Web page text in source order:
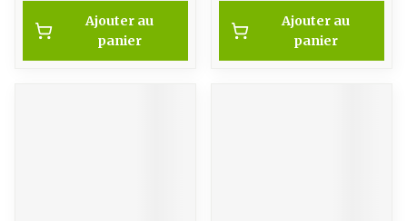
Ajouter au
panier
Ajouter au
panier